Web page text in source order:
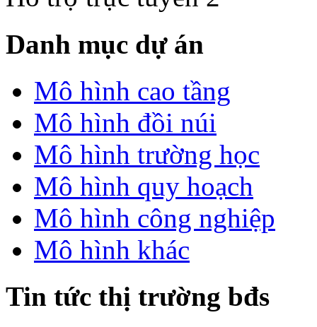
Danh mục dự án
Mô hình cao tầng
Mô hình đồi núi
Mô hình trường học
Mô hình quy hoạch
Mô hình công nghiệp
Mô hình khác
Tin tức thị trường bđs